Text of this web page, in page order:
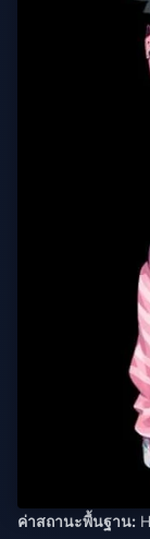
ค่าสถานะพื้นฐาน: